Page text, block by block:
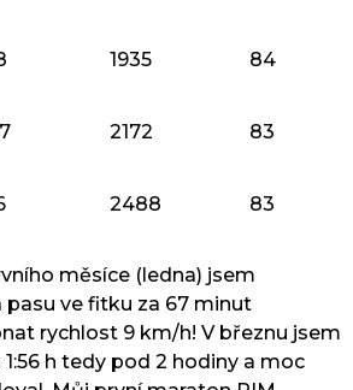
1935 84
2172 83
2488 83
měsíce (ledna) jsem
pasu ve fitku za 67 minut
rychlost 9 km/h! V březnu jsem
h tedy pod 2 hodiny a moc